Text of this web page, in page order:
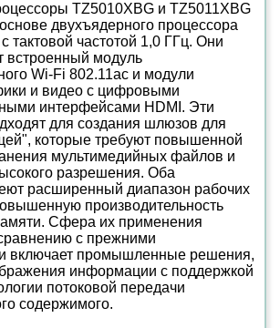
TZ5010XBG и TZ5011XBG
двухъядерного процессора
тактовой частотой 1,0 ГГц. Они
встроенный модуль
Wi-Fi 802.11ac и модули
и видео с цифровыми
интерфейсами HDMI. Эти
для создания шлюзов для
которые требуют повышенной
мультимедийных файлов и
разрешения. Оба
расширенный диапазон рабочих
производительность
Сфера их применения
с прежними
включает промышленные решения,
информации с поддержкой
потоковой передачи
содержимого.